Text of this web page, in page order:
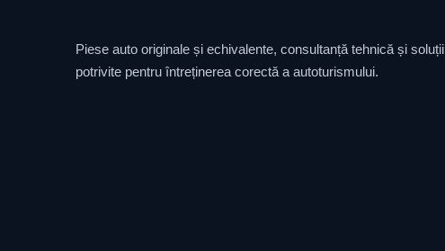
Piese auto originale și echivalente, consultanță tehnică și soluții
potrivite pentru întreținerea corectă a autoturismului.